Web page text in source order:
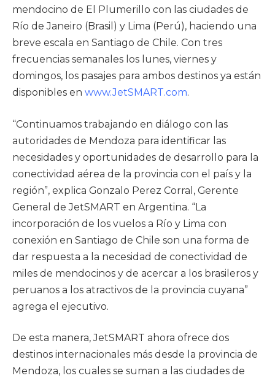
mendocino de El Plumerillo con las ciudades de
Río de Janeiro (Brasil) y Lima (Perú), haciendo una
breve escala en Santiago de Chile. Con tres
frecuencias semanales los lunes, viernes y
domingos, los pasajes para ambos destinos ya están
disponibles en www.JetSMART.com.
“Continuamos trabajando en diálogo con las
autoridades de Mendoza para identificar las
necesidades y oportunidades de desarrollo para la
conectividad aérea de la provincia con el país y la
región”, explica Gonzalo Perez Corral, Gerente
General de JetSMART en Argentina. “La
incorporación de los vuelos a Río y Lima con
conexión en Santiago de Chile son una forma de
dar respuesta a la necesidad de conectividad de
miles de mendocinos y de acercar a los brasileros y
peruanos a los atractivos de la provincia cuyana”
agrega el ejecutivo.
De esta manera, JetSMART ahora ofrece dos
destinos internacionales más desde la provincia de
Mendoza, los cuales se suman a las ciudades de